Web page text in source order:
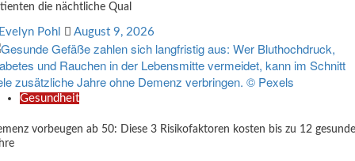
die nächtliche Qual
Pohl August 9, 2026
Gesundheit
vorbeugen ab 50: Diese 3 Risikofaktoren kosten bis zu 12 gesunde